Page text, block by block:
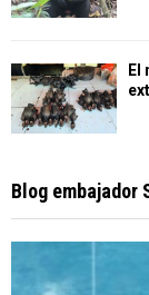
El
Blog embajador